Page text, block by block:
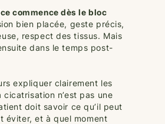
commence dès le bloc
bien placée, geste précis,
respect des tissus. Mais
dans le temps post-
expliquer clairement les
n’est pas une
doit savoir ce qu’il peut
éviter, et à quel moment